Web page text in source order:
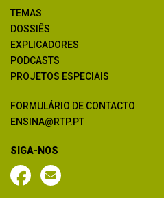
TEMAS
DOSSIÊS
EXPLICADORES
PODCASTS
PROJETOS ESPECIAIS
FORMULÁRIO DE CONTACTO
ENSINA@RTP.PT
SIGA-NOS